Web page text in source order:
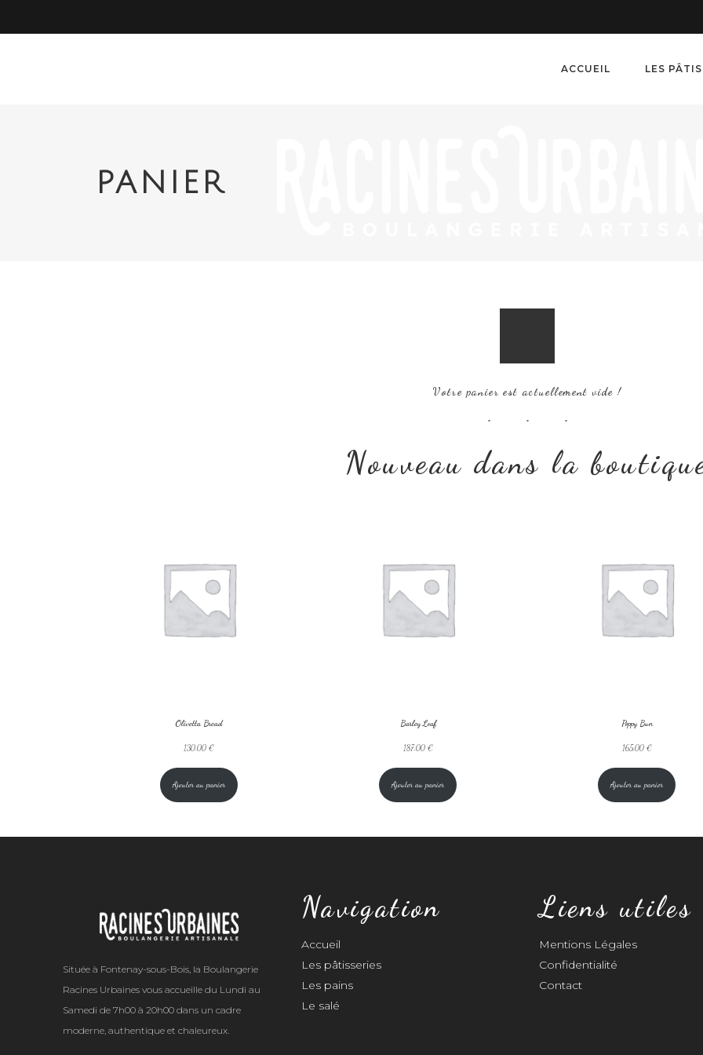
ACCUEIL LES
PANIER
Votre panier est actuellement vide !
Nouveau dans la
Olivetta Bread
130,00 €
Ajouter au panier
Barley Loaf
187,00 €
Ajouter au panier
Poppy Bun
165,00 €
Ajouter au panier
Située à Fontenay-sous-Bois, la Boulangerie
Racines Urbaines vous accueille du Lundi au
Samedi de 7h00 à 20h00 dans un cadre
moderne, authentique et chaleureux.
Navigation
Accueil
Les pâtisseries
Les pains
Le salé
Liens utiles
Mentions Légales
Confidentialité
Contact